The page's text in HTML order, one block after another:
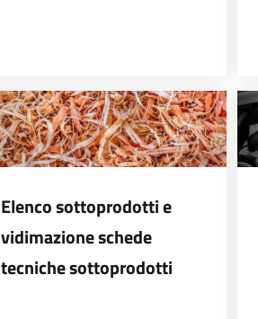
Elenco sottoprodotti e
vidimazione schede
tecniche sottoprodotti